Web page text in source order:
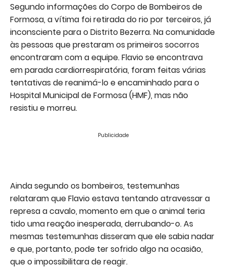
Segundo informações do Corpo de Bombeiros de
Formosa, a vítima foi retirada do rio por terceiros, já
inconsciente para o Distrito Bezerra. Na comunidade
às pessoas que prestaram os primeiros socorros
encontraram com a equipe. Flavio se encontrava
em parada cardiorrespiratória, foram feitas várias
tentativas de reanimá-lo e encaminhado para o
Hospital Municipal de Formosa (HMF), mas não
resistiu e morreu.
Publicidade
Ainda segundo os bombeiros, testemunhas
relataram que Flavio estava tentando atravessar a
represa a cavalo, momento em que o animal teria
tido uma reação inesperada, derrubando-o. As
mesmas testemunhas disseram que ele sabia nadar
e que, portanto, pode ter sofrido algo na ocasião,
que o impossibilitara de reagir.